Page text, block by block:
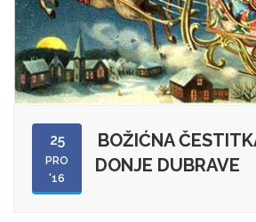
25
PRO
'16
BOŽIĆNA
DONJE DUBRAVE